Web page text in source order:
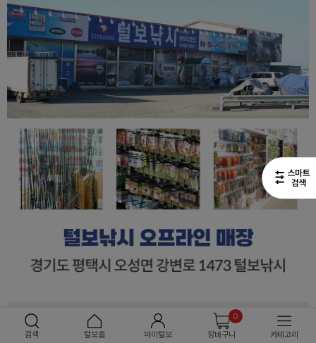
검색 털보홈 마이털보
0
장바구니
카테고리